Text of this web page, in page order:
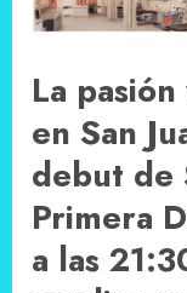
La
en San
debut de
Primera
a las